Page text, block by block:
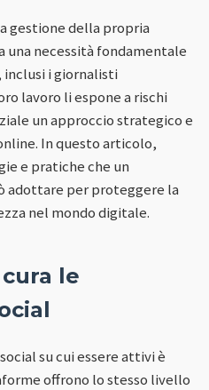
gestione della propria
una necessità fondamentale
inclusi i giornalisti
lavoro li espone a rischi
un approccio strategico e
In questo articolo,
e pratiche che un
adottare per proteggere la
nel mondo digitale.
le
su cui essere attivi è
offrono lo stesso livello